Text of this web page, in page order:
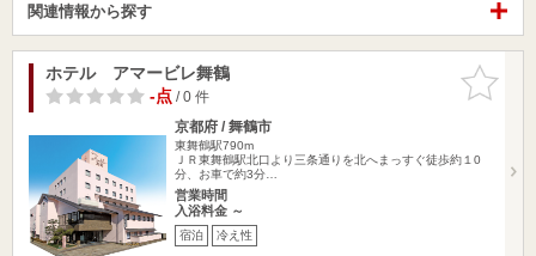
関連情報から探す
お気に入
りに追加
ホテル アマービレ舞鶴
-点/ 0 件
京都府 / 舞鶴市
東舞鶴駅790m
ＪＲ東舞鶴駅北口より三条通りを北へまっすぐ徒歩約１0
分、お車で約3分…
営業時間
入浴料金 ～
宿泊 冷え性